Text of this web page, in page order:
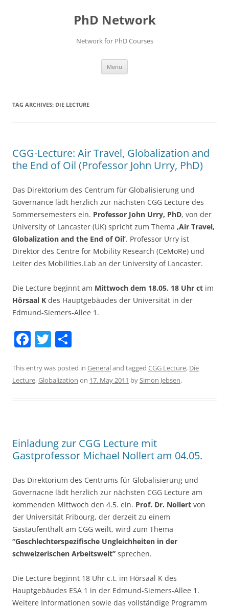
PhD Network
Network for PhD Courses
Menu
TAG ARCHIVES: DIE LECTURE
CGG-Lecture: Air Travel, Globalization and
the End of Oil (Professor John Urry, PhD)
Das Direktorium des Centrum für Globalisierung und
Governance lädt herzlich zur nächsten CGG Lecture des
Sommersemesters ein. Professor John Urry, PhD, von der
University of Lancaster (UK) spricht zum Thema ‚Air Travel,
Globalization and the End of Oil’. Professor Urry ist
Direktor des Centre for Mobility Research (CeMoRe) und
Leiter des Mobilities.Lab an der University of Lancaster.
Die Lecture beginnt am Mittwoch dem 18.05. 18 Uhr ct im
Hörsaal K des Hauptgebäudes der Universität in der
Edmund-Siemers-Allee 1.
F
c
e
o
k
T
itt
er
ar
e
This entry was posted in Generaland tagged CGG Lecture, Die
Lecture,Globalization on 17. May 2011 bySimon Jebsen.
Einladung zur CGG Lecture mit
Gastprofessor Michael Nollert am 04.05.
Das Direktorium des Centrums für Globalisierung und
Governacne lädt herzlich zur nächsten CGG Lecture am
kommenden Mittwoch den 4.5. ein. Prof. Dr. Nollert von
der Universität Fribourg, der derzeit zu einem
Gastaufenthalt am CGG weilt, wird zum Thema
“Geschlechterspezifische Ungleichheiten in der
schweizerischen Arbeitswelt” sprechen.
Die Lecture beginnt 18 Uhr c.t. im Hörsaal K des
Hauptgebäudes ESA 1 in der Edmund-Siemers-Allee 1.
Weitere Informationen sowie das vollständige Programm